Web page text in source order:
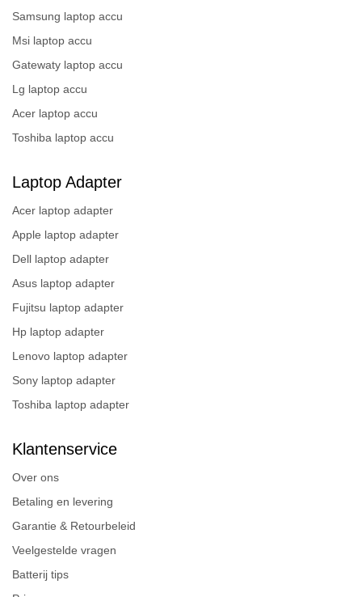
Samsung laptop accu
Msi laptop accu
Gatewaty laptop accu
Lg laptop accu
Acer laptop accu
Toshiba laptop accu
Laptop Adapter
Acer laptop adapter
Apple laptop adapter
Dell laptop adapter
Asus laptop adapter
Fujitsu laptop adapter
Hp laptop adapter
Lenovo laptop adapter
Sony laptop adapter
Toshiba laptop adapter
Klantenservice
Over ons
Betaling en levering
Garantie & Retourbeleid
Veelgestelde vragen
Batterij tips